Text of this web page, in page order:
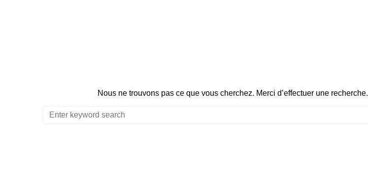
Nous ne trouvons pas ce que vous cherchez. Merci d’effectuer une recherche.